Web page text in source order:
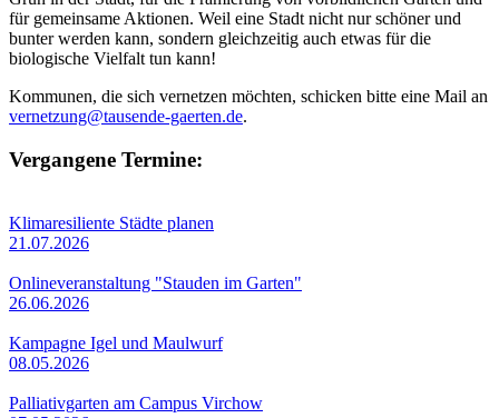
für gemeinsame Aktionen. Weil eine Stadt nicht nur schöner und
bunter werden kann, sondern gleichzeitig auch etwas für die
biologische Vielfalt tun kann!
Kommunen, die sich vernetzen möchten, schicken bitte eine Mail an
vernetzung@tausende-gaerten.de.
Vergangene Termine:
Klimaresiliente Städte planen
21.07.2026
Onlineveranstaltung "Stauden im Garten"
26.06.2026
Kampagne Igel und Maulwurf
08.05.2026
Palliativgarten am Campus Virchow